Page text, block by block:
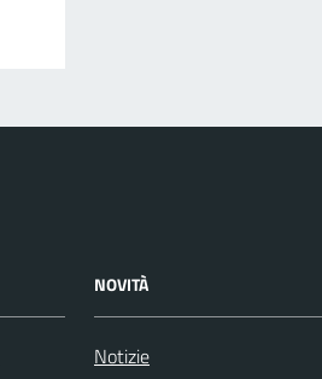
NOVITÀ
Notizie